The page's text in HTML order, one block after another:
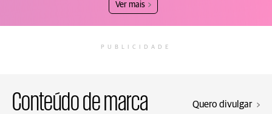
Ver mais
PUBLICIDADE
Conteúdo de marca Quero divulgar